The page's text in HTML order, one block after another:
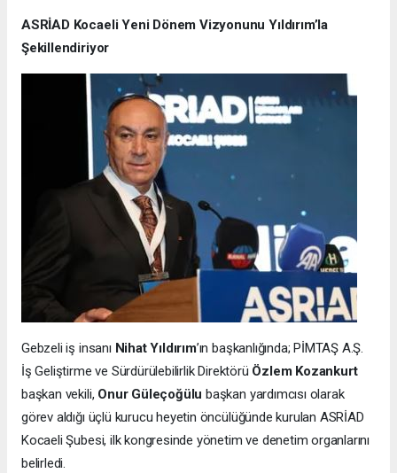
ASRİAD Kocaeli Yeni Dönem Vizyonunu Yıldırım’la
Şekillendiriyor
Gebzeli iş insanı Nihat Yıldırım’ın başkanlığında; PİMTAŞ A.Ş.
İş Geliştirme ve Sürdürülebilirlik Direktörü Özlem Kozankurt
başkan vekili, Onur Güleçoğülu başkan yardımcısı olarak
görev aldığı üçlü kurucu heyetin öncülüğünde kurulan ASRİAD
Kocaeli Şubesi, ilk kongresinde yönetim ve denetim organlarını
belirledi.